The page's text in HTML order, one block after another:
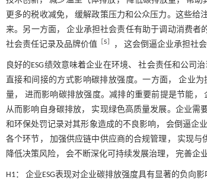
更多的税收减免， 缓解政策压力和公众压力。这些
来。另一方面， 企业承担社会责任有助于调动消费
社会责任记录及品牌价值
5 ， 这会倒逼企业承担社会
良好的ESG绩效意味着企业在环境、 社会责任和公司
直接和间接的方式影响碳排放强度。一方面， 企业
量， 进而影响碳排放强度。减排的重要前提是节能
从而影响自身碳排放， 实现绿色高质量发展。企业需
和环保处罚记录对其形象造成的不良影响， 会倒逼企
各个环节， 加强供应链中供应商的合规管理， 实现
降低决策风险， 会不断深化可持续发展治理， 完善企
H1： 企业ESG表现对企业碳排放强度具有显著的负向影